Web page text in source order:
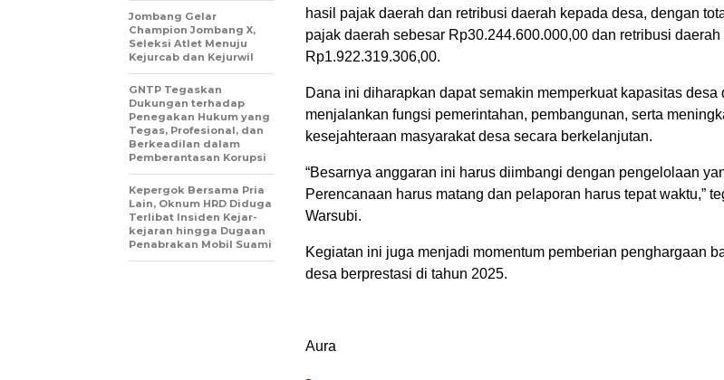
hasil pajak daerah dan retribusi daerah kepada desa, dengan
pajak daerah sebesar Rp30.244.600.000,00 dan retribusi daerah
Rp1.922.319.306,00.
Dana ini diharapkan dapat semakin memperkuat kapasitas desa
menjalankan fungsi pemerintahan, pembangunan, serta
kesejahteraan masyarakat desa secara berkelanjutan.
“Besarnya anggaran ini harus diimbangi dengan pengelolaan
Perencanaan harus matang dan pelaporan harus tepat waktu,”
Warsubi.
Kegiatan ini juga menjadi momentum pemberian penghargaan
desa berprestasi di tahun 2025.
Aura
Jombang Gelar
Champion Jombang X,
Seleksi Atlet Menuju
Kejurcab dan Kejurwil
GNTP Tegaskan
Dukungan terhadap
Penegakan Hukum yang
Tegas, Profesional, dan
Berkeadilan dalam
Pemberantasan Korupsi
Kepergok Bersama Pria
Lain, Oknum HRD Diduga
Terlibat Insiden Kejar-
kejaran hingga Dugaan
Penabrakan Mobil Suami